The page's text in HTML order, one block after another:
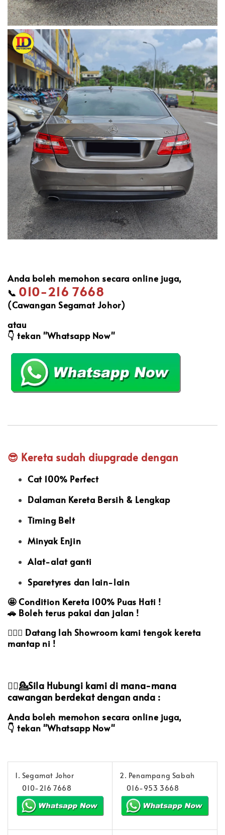
Anda boleh memohon secara online juga,
📞 010-216 7668
(Cawangan Segamat Johor)
atau
👇 tekan "Whatsapp Now"
😎 Kereta sudah diupgrade dengan
Cat 100% Perfect
Dalaman Kereta Bersih & Lengkap
Timing Belt
Minyak Enjin
Alat-alat ganti
Sparetyres dan lain-lain
🤩Condition Kereta 100% Puas Hati !
🚗 Boleh terus pakai dan jalan !
🙋🏻‍♀️ Datang lah Showroom kami tengok kereta
mantap ni !
💁‍♀️💁Sila Hubungi kami di mana-mana
cawangan berdekat dengan anda :
Anda boleh memohon secara online juga,
👇 tekan "Whatsapp Now"
1. Segamat Johor
010-216 7668
2. Penampang Sabah
016-953 3668